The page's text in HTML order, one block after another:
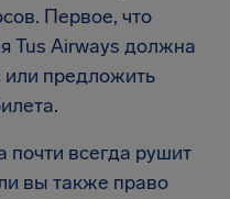
Первое, что
Tus Airways должна
предложить
почти всегда рушит
вы также право